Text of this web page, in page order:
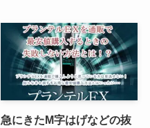
急にきたM字はげなどの抜